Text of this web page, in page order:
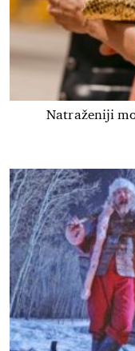
Natraženiji